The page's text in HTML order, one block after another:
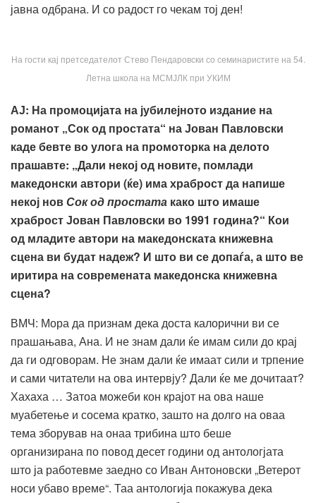
јавна одбрана. И со радост го чекам тој ден!
На гости кај претседателот Стево Пендаровски со семинаристите на 54.
Летна школа на МСМЈЛК при УКИМ
АЈ: На промоцијата на јубилејното издание на
романот „Сок од простата“ на Јован Павловски
каде бевте во улога на промоторка на делото
прашавте: „Дали некој од новите, помлади
македонски автори (ќе) има храброст да напише
некој новСок од простата како што имаше
храброст Јован Павловски во 1991 година?“ Кои
од младите автори на македонската книжевна
сцена ви будат надеж? И што ви се допаѓа, а што ве
иритира на современата македонска книжевна
сцена?
ВМЧ: Мора да признам дека доста калорични ви се
прашањава, Ана. И не знам дали ќе имам сили до крај
да ги одговорам. Не знам дали ќе имаат сили и трпение
и сами читатели на ова интервју? Дали ќе ме дочитаат?
Хахаха … Затоа можеби кон крајот на ова наше
муабетење и сосема кратко, зашто на долго на оваа
тема зборував на онаа трибина што беше
организирана по повод десет години од антологјата
што ја работевме заедно со Иван Антоновски „Ветерот
носи убаво време“. Таа антологија покажува дека